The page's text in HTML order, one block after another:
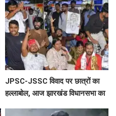
JPSC-JSSC विवाद पर छात्रों का
हल्लाबोल, आज झारखंड विधानसभा का